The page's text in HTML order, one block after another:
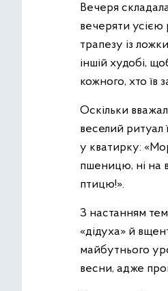
Вечеря
вечеряти усією
трапезу із
іншій худобі,
кожного, хто їв
Оскільки
веселий ритуал
у кватирку:
пшеницю, ні на
птицю!».
З настанням
«дідуха» й
майбутнього
весни, адже